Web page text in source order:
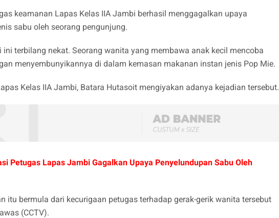
keamanan Lapas Kelas IIA Jambi berhasil menggagalkan upaya
sabu oleh seorang pengunjung.
terbilang nekat. Seorang wanita yang membawa anak kecil mencoba
menyembunyikannya di dalam kemasan makanan instan jenis Pop Mie.
Kelas IIA Jambi, Batara Hutasoit mengiyakan adanya kejadian tersebut.
Petugas Lapas Jambi Gagalkan Upaya Penyelundupan Sabu Oleh
itu bermula dari kecurigaan petugas terhadap gerak-gerik wanita tersebut
(CCTV).